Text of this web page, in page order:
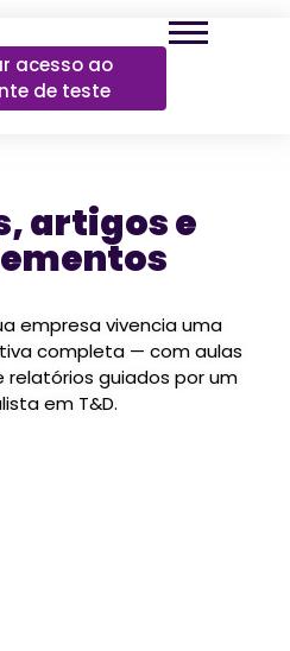
acesso ao
de teste
artigos e
empresa vivencia uma
completa — com aulas
relatórios guiados por um
em T&D.